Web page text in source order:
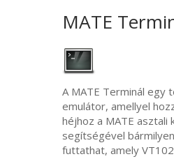
MATE
A MATE Terminál egy
emulátor, amellyel
héjhoz a MATE asztali
segítségével
futtathat, amelyVT102